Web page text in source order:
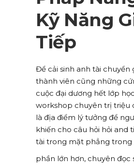
Kỹ Năng
Tiếp
Để cải sinh anh tài chuyển
thành viên cũng những
cuộc đại dương hết lớp
workshop chuyên trị triệu
là địa điểm lý tưởng để
khiến cho câu hỏi hỏi and
tài trong mặt phẳng trong
phần lớn hơn, chuyên đọc